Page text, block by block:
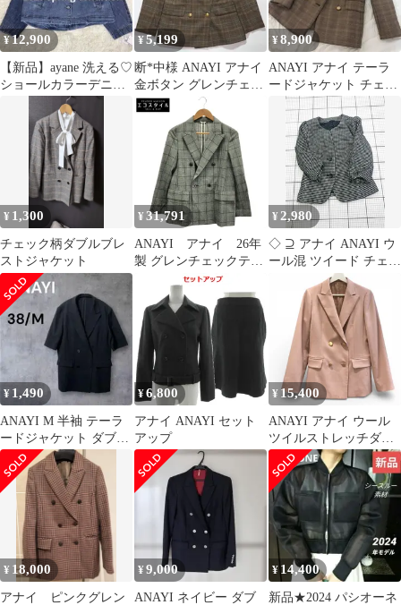
¥12,900
【新品】ayane 洗える♡
ショールカラーデニム
ダブルジャケット イン
ディゴ
¥5,199
断*中様 ANAYI アナイ
金ボタン グレンチェッ
ク ダブルブレスト ジャ
¥8,900
ANAYI アナイ テーラ
ードジャケット チェッ
ク柄 ダブル 36 ブラウ
¥ 1,300
チェック柄ダブルブレ
ストジャケット
¥ 31,791
ANAYI アナイ 26年
製 グレンチェックテー
ラードダブルジャケッ
ト 36
¥2,980
◇ ⊇ アナイ ANAYI ウ
ール混 ツイード チェッ
ク ジャケット シングル
ボタン ブラック系
38/Mサイズ レディース
E 【1604300014249】
¥ 1,490
ANAYI M 半袖 テーラ
ードジャケット ダブル
ボタン 薄手 無地 シン
プル
¥6,800
アナイ ANAYI セット
アップ
¥ 15,400
ANAYI アナイ ウール
ツイルストレッチダブ
ルジャケット ピンク 38
サイズ 日本製 ウール
ストレッチ ダブル テー
ラード ジャケット レデ
ィース 冬 ゴーゴー古着
久喜倉庫店No.名溝草
2825
¥ 18,000
アナイ ピンクグレン
¥9,000
ANAYI ネイビー ダブ
¥ 14,400
新品★2024 パシオーネ